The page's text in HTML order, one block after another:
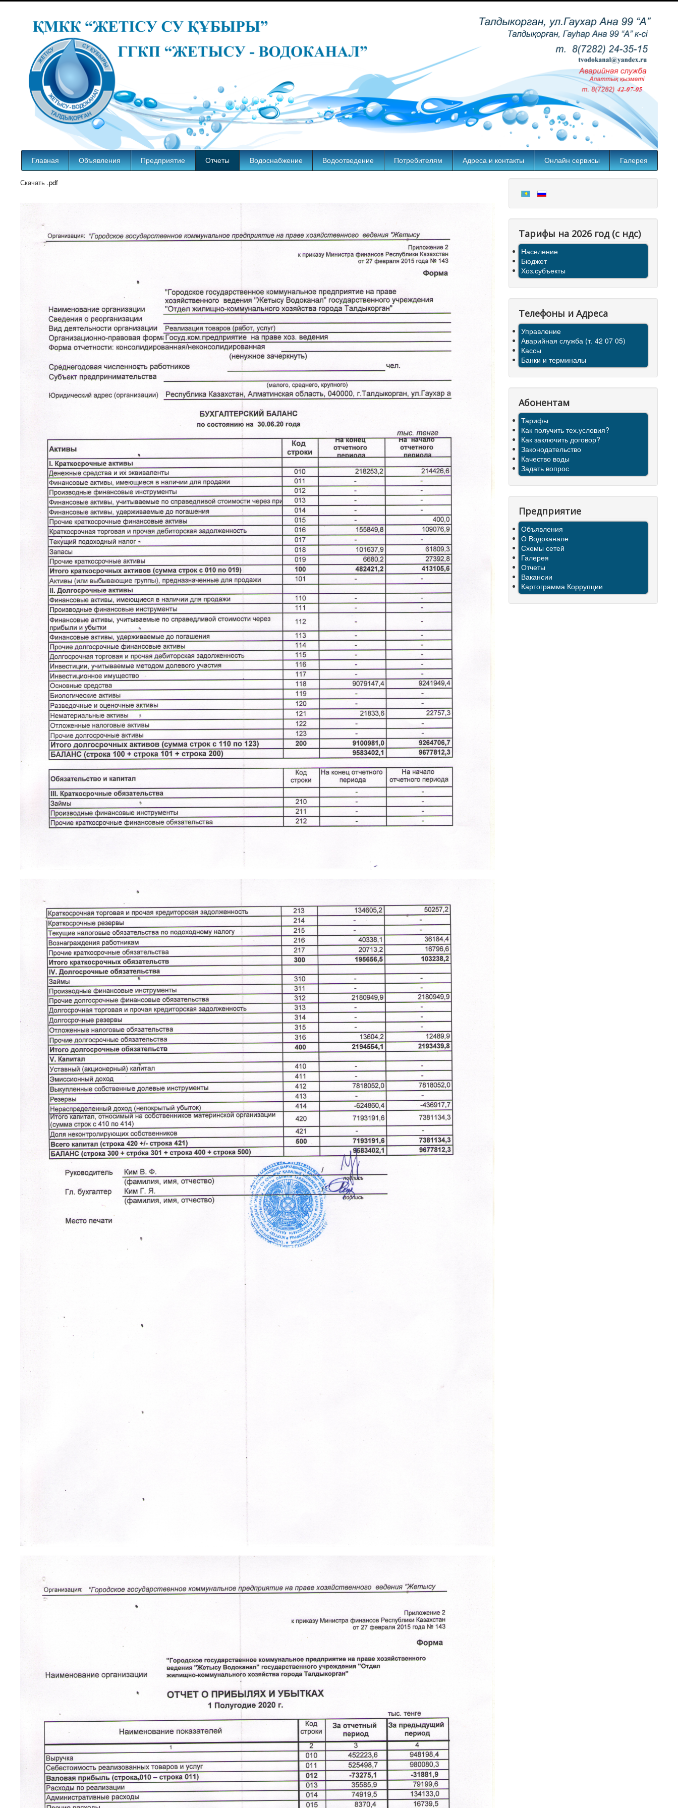
Главная Объявления Предприятие Отчеты Водоснабжение Водоотведение Потребителям Адреса и контакты Онлайн сервисы Галерея
Скачать .pdf
Тарифы на 2026 год (с ндс)
Население
Бюджет
Хоз.субъекты
Телефоны и Адреса
Управление
Аварийная служба (т. 42 07 05)
Кассы
Банки и терминалы
Абонентам
Тарифы
Как получить тех.условия?
Как заключить договор?
Законодательство
Качество воды
Задать вопрос
Предприятие
Объявления
О Водоканале
Схемы сетей
Галерея
Отчеты
Вакансии
Картограмма Коррупции